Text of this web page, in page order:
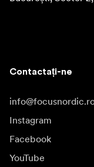
Contactați-ne
Instagram
Facebook
YouTube